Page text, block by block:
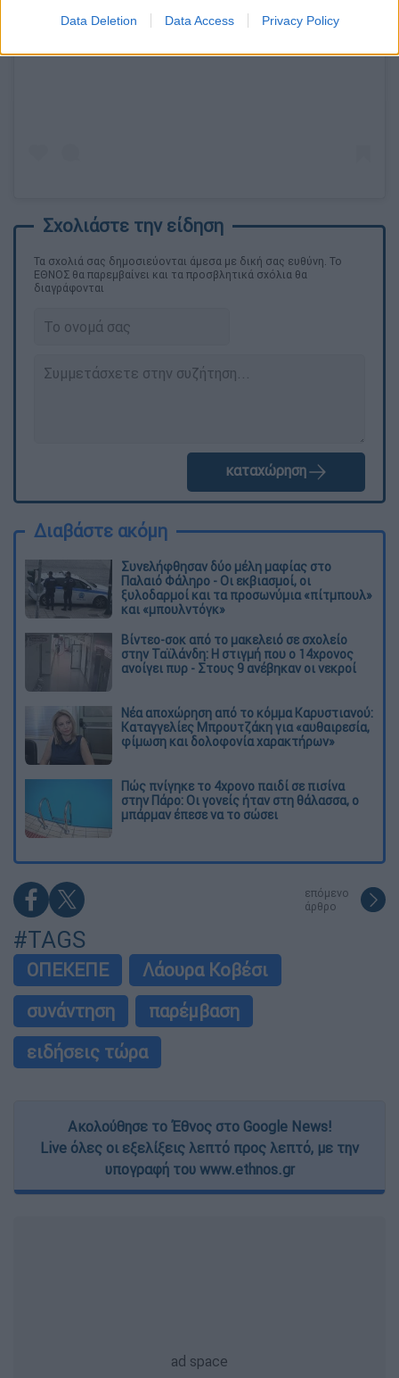
Data Deletion Data Access Privacy Policy
Τα σχολιά σας δημοσιεύονται άμεσα με δική σας ευθύνη. Το
ΕΘΝΟΣ θα παρεμβαίνει και τα προσβλητικά σχόλια θα
διαγράφονται
καταχώρηση
Διαβάστε ακόμη
Συνελήφθησαν δύο μέλη μαφίας στο
Παλαιό Φάληρο - Οι εκβιασμοί, οι
ξυλοδαρμοί και τα προσωνύμια «πίτμπουλ»
και «μπουλντόγκ»
Βίντεο-σοκ από το μακελειό σε σχολείο
στην Ταϊλάνδη: Η στιγμή που ο 14χρονος
ανοίγει πυρ - Στους 9 ανέβηκαν οι νεκροί
Νέα αποχώρηση από το κόμμα Καρυστιανού:
Καταγγελίες Μπρουτζάκη για «αυθαιρεσία,
φίμωση και δολοφονία χαρακτήρων»
Πώς πνίγηκε το 4χρονο παιδί σε πισίνα
στην Πάρο: Οι γονείς ήταν στη θάλασσα, ο
μπάρμαν έπεσε να το σώσει
επόμενο
άρθρο
#TAGS
ΟΠΕΚΕΠΕ
Λάουρα Κοβέσι
συνάντηση
παρέμβαση
ειδήσεις τώρα
Ακολούθησε το Έθνος στο Google News!
Live όλες οι εξελίξεις λεπτό προς λεπτό, με την
υπογραφή του www.ethnos.gr